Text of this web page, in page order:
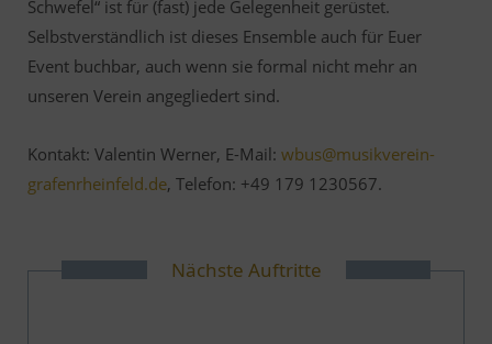
Schwefel“ ist für (fast) jede Gelegenheit gerüstet.
Selbstverständlich ist dieses Ensemble auch für Euer
Event buchbar, auch wenn sie formal nicht mehr an
unseren Verein angegliedert sind.
Kontakt: Valentin Werner, E-Mail: wbus@musikverein-
grafenrheinfeld.de, Telefon: +49 179 1230567.
Nächste Auftritte